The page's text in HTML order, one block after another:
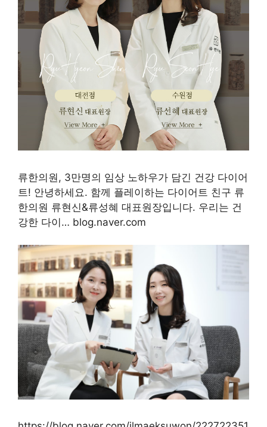
류한의원, 3만명의 임상 노하우가 담긴 건강 다이어
트! 안녕하세요. 함께 플레이하는 다이어트 친구 류
한의원 류현신&류성혜 대표원장입니다. 우리는 건
강한 다이… blog.naver.com